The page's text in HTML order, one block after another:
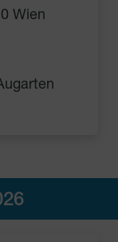
Wien